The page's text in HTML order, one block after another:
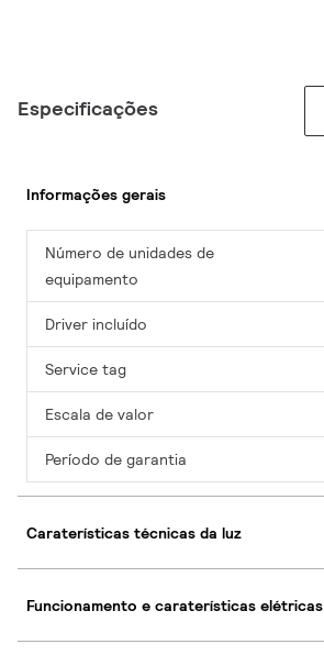
Especificações
Informações gerais
Número de unidades de
equipamento
Driver incluído
Service tag
Escala de valor
Período de garantia
Caraterísticas técnicas da luz
Funcionamento e caraterísticas elétricas